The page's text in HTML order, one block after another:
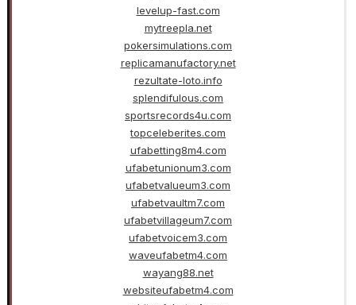
levelup-fast.com
mytreepla.net
pokersimulations.com
replicamanufactory.net
rezultate-loto.info
splendifulous.com
sportsrecords4u.com
topceleberites.com
ufabetting8m4.com
ufabetunionum3.com
ufabetvalueum3.com
ufabetvaultm7.com
ufabetvillageum7.com
ufabetvoicem3.com
waveufabetm4.com
wayang88.net
websiteufabetm4.com